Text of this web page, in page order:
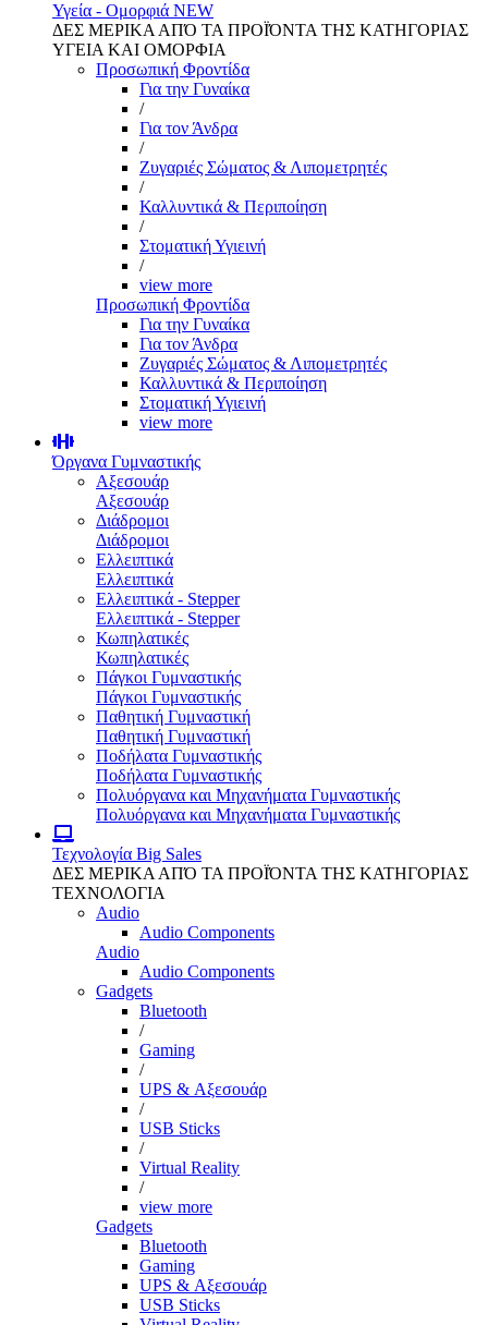
Υγεία - Ομορφιά NEW
ΔΕΣ ΜΕΡΙΚΑ ΑΠΌ ΤΑ ΠΡΟΪΌΝΤΑ ΤΗΣ ΚΑΤΗΓΟΡΙΑΣ
ΥΓΕΙΑ ΚΑΙ ΟΜΟΡΦΙΑ
Προσωπική Φροντίδα
Για την Γυναίκα
/
Για τον Άνδρα
/
Ζυγαριές Σώματος & Λιπομετρητές
/
Καλλυντικά & Περιποίηση
/
Στοματική Υγιεινή
/
view more
Προσωπική Φροντίδα
Για την Γυναίκα
Για τον Άνδρα
Ζυγαριές Σώματος & Λιπομετρητές
Καλλυντικά & Περιποίηση
Στοματική Υγιεινή
view more
Όργανα Γυμναστικής
Αξεσουάρ
Αξεσουάρ
Διάδρομοι
Διάδρομοι
Ελλειπτικά
Ελλειπτικά
Ελλειπτικά - Stepper
Ελλειπτικά - Stepper
Κωπηλατικές
Κωπηλατικές
Πάγκοι Γυμναστικής
Πάγκοι Γυμναστικής
Παθητική Γυμναστική
Παθητική Γυμναστική
Ποδήλατα Γυμναστικής
Ποδήλατα Γυμναστικής
Πολυόργανα και Μηχανήματα Γυμναστικής
Πολυόργανα και Μηχανήματα Γυμναστικής
Τεχνολογία Big Sales
ΔΕΣ ΜΕΡΙΚΑ ΑΠΌ ΤΑ ΠΡΟΪΌΝΤΑ ΤΗΣ ΚΑΤΗΓΟΡΙΑΣ
ΤΕΧΝΟΛΟΓΙΑ
Audio
Audio Components
Audio
Audio Components
Gadgets
Bluetooth
/
Gaming
/
UPS & Αξεσουάρ
/
USB Sticks
/
Virtual Reality
/
view more
Gadgets
Bluetooth
Gaming
UPS & Αξεσουάρ
USB Sticks